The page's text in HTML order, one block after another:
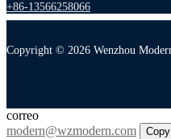
+86-13566258066
Copyright © 2026 Wenzhou
correo
modern@wzmodern.com
Copy